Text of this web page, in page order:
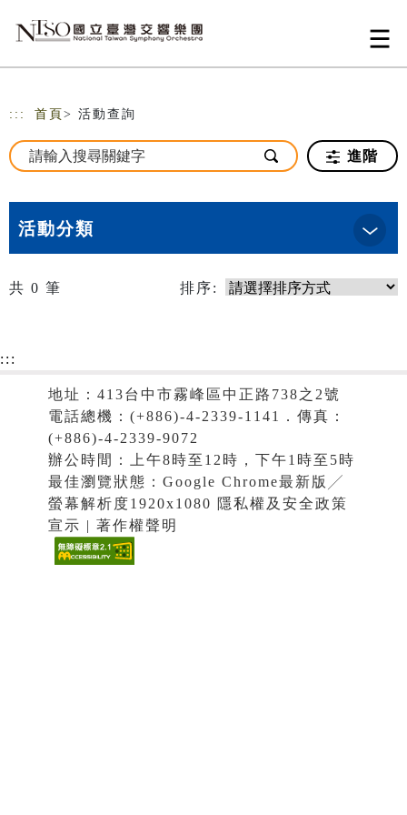
::: 首頁 > 活動查詢
進階
活動分類
共 0 筆 排序:
:::
地址：413台中市霧峰區中正路738之2號
電話總機：(+886)-4-2339-1141．傳真：
(+886)-4-2339-9072
辦公時間：上午8時至12時，下午1時至5時
最佳瀏覽狀態：Google Chrome最新版╱
螢幕解析度1920x1080 隱私權及安全政策
宣示 | 著作權聲明